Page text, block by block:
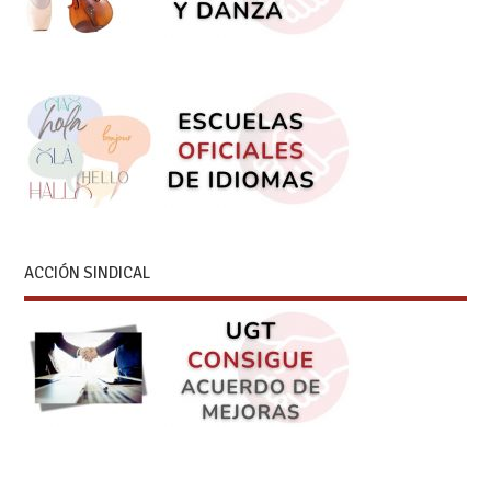
ACCIÓN SINDICAL